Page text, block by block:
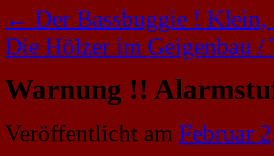
← Der Bassbuggie !
Die Hölzer im Geigenbau
Warnung !!
Veröffentlicht am Februar